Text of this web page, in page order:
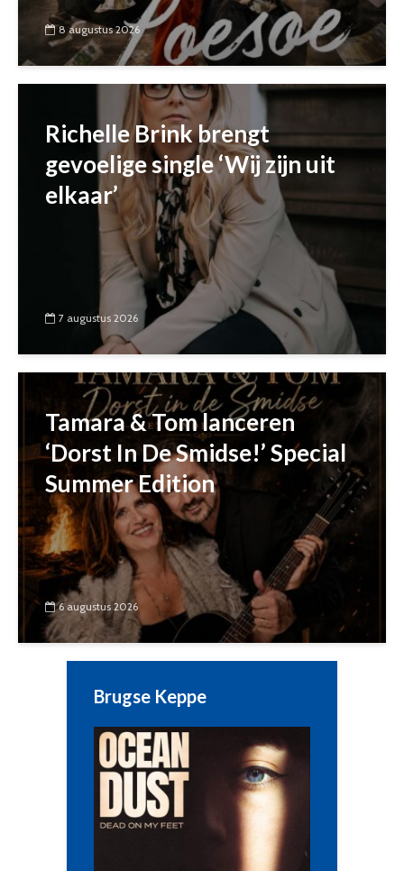
8 augustus 2026
Richelle Brink brengt
gevoelige single ‘Wij zijn uit
elkaar’
7 augustus 2026
Tamara & Tom lanceren
‘Dorst In De Smidse!’ Special
Summer Edition
6 augustus 2026
Brugse Keppe